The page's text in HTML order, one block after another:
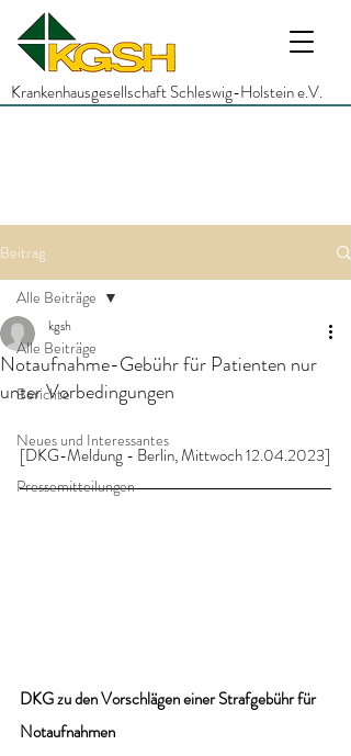
Krankenhausgesellschaft Schleswig-Holstein e.V.
Beitrag
Alle Beiträge
Berichte
Neues und Interessantes
Pressemitteilungen
Alle Beiträge
Notaufnahme-Gebühr für Patienten nur
unter Vorbedingungen
kgsh
[DKG-Meldung - Berlin, Mittwoch 12.04.2023]
DKG zu den Vorschlägen einer Strafgebühr für
Notaufnahmen